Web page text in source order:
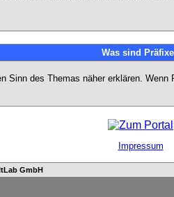
Was sind
des Themas näher erklären.
Impressum
GmbH